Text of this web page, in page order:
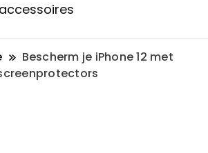
accessoires
Bescherm je iPhone 12 met